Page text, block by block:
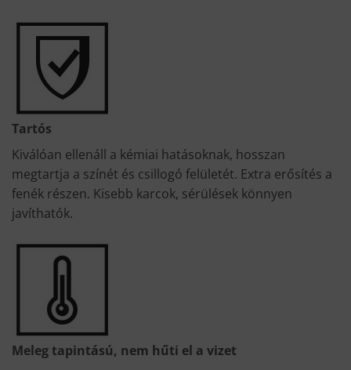
Tartós
Kiválóan ellenáll a kémiai hatásoknak, hosszan
megtartja a színét és csillogó felületét. Extra erősítés a
fenék részen. Kisebb karcok, sérülések könnyen
javíthatók.
Meleg tapintású, nem hűti el a vizet